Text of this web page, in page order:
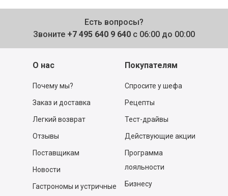
Есть вопросы?
Звоните +7 495 640 9 640 с 06:00 до 00:00
О нас
Почему мы?
Заказ и доставка
Легкий возврат
Отзывы
Поставщикам
Новости
Гастрономы и устричные
Покупателям
Спросите у шефа
Рецепты
Тест-драйвы
Действующие акции
Программа
лояльности
Бизнесу